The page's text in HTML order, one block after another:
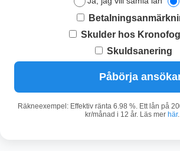
Skulder hos
Skuldsanering
Påbörja
Räkneexempel: Effektiv ränta 6.98 %. Ett lån på
kr/månad i 12 år. Läs mer här.